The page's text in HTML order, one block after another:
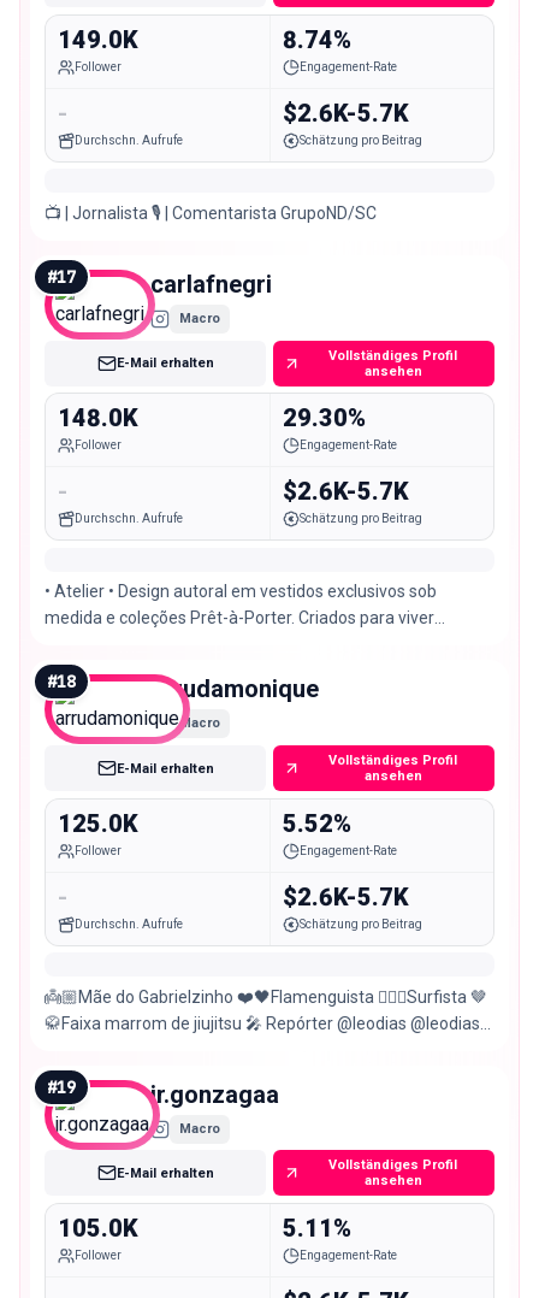
149.0K
Follower
8.74%
Engagement-Rate
-
Durchschn. Aufrufe
$2.6K-5.7K
Schätzung pro Beitrag
📺 | Jornalista 🎙️ | Comentarista GrupoND/SC
#17 carlafnegri
Macro
E-Mail erhalten
Vollständiges Profil
ansehen
148.0K
Follower
29.30%
Engagement-Rate
-
Durchschn. Aufrufe
$2.6K-5.7K
Schätzung pro Beitrag
• Atelier • Design autoral em vestidos exclusivos sob
medida e coleções Prêt-à-Porter. Criados para viver
#18 arrudamonique
Macro
E-Mail erhalten
Vollständiges Profil
ansehen
125.0K
Follower
5.52%
Engagement-Rate
-
Durchschn. Aufrufe
$2.6K-5.7K
Schätzung pro Beitrag
👼🏼Mãe do Gabrielzinho ❤️🖤Flamenguista 🏄🏼‍♀️Surfista 🤎
🥋Faixa marrom de jiujitsu 🎤 Repórter @leodias @leodiastv
#19 jr.gonzagaa
Macro
E-Mail erhalten
Vollständiges Profil
ansehen
105.0K
Follower
5.11%
Engagement-Rate